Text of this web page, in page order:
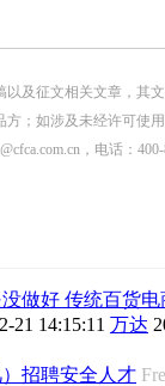
以及征文相关文章，其
；如涉及未经许可使
，电话：
做好 传统百货
21 14:15:11 万达
招聘安全人才